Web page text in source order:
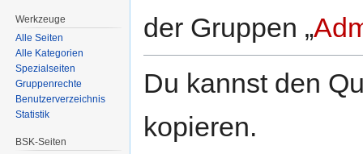
der Gruppen „
Du kannst den
kopieren.
Werkzeuge
Alle Seiten
Alle Kategorien
Spezialseiten
Gruppenrechte
Benutzerverzeichnis
Statistik
BSK-Seiten